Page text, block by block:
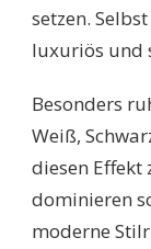
setzen.
luxuriös und
Besonders
Weiß,
diesen Effekt
dominieren
moderne